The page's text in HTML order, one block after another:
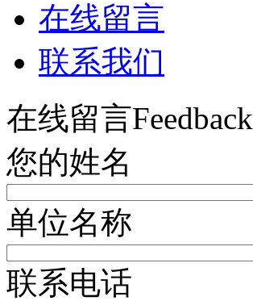
在线留言
联系我们
在线留言Feedback
您的姓名
单位名称
联系电话